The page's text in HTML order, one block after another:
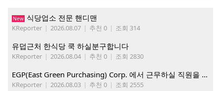
New 식당업소 전문 핸디맨
KReporter | 2026.08.07 | 추천 0 | 조회 314
유덥근처 한식당 쿡 하실분구합니다
KReporter | 2026.08.04 | 추천 0 | 조회 2830
EGP(East Green Purchasing) Corp. 에서 근무하실 직원을 아래와 같이 모집합니다.
KReporter | 2026.08.03 | 추천 0 | 조회 2555